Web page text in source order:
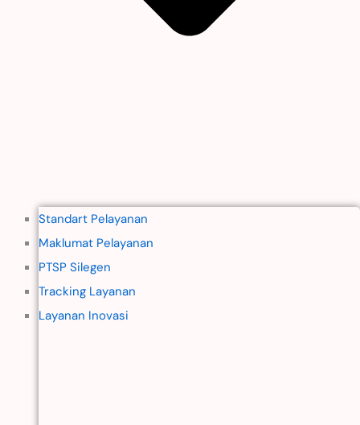
Standart Pelayanan
Maklumat Pelayanan
PTSP Silegen
Tracking Layanan
Layanan Inovasi